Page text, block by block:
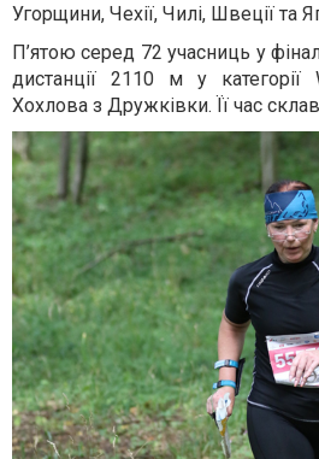
Угорщини, Чехії, Чилі, Швеції та
П’ятою серед 72 учасниць у
дистанції 2110 м у категорії
Хохлова з Дружківки. Її час